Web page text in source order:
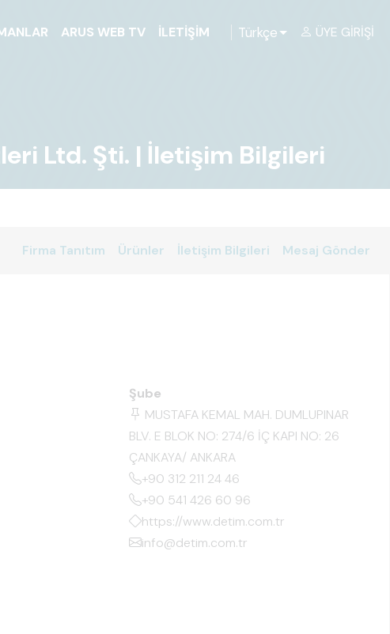
ARUS WEB TV İLETIŞIM Türkçe ÜYE GIRIŞI
Ltd. Şti. | İletişim Bilgileri
Firma Tanıtım Ürünler İletişim Bilgileri Mesaj Gönder
Şube
MUSTAFA KEMAL MAH. DUMLUPINAR
BLV. E BLOK NO: 274/6 İÇ KAPI NO: 26
ÇANKAYA/ ANKARA
+90 312 211 24 46
+90 541 426 60 96
https://www.detim.com.tr
info@detim.com.tr